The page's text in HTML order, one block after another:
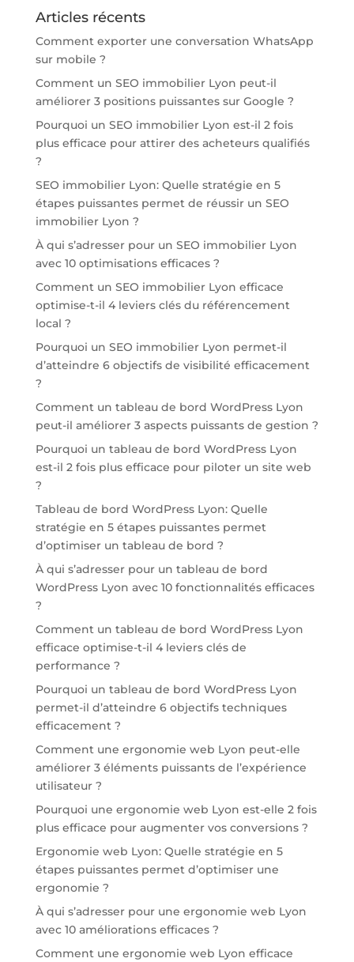
Articles récents
Comment exporter une conversation WhatsApp
sur mobile ?
Comment un SEO immobilier Lyon peut-il
améliorer 3 positions puissantes sur Google ?
Pourquoi un SEO immobilier Lyon est-il 2 fois
plus efficace pour attirer des acheteurs qualifiés
?
SEO immobilier Lyon: Quelle stratégie en 5
étapes puissantes permet de réussir un SEO
immobilier Lyon ?
À qui s’adresser pour un SEO immobilier Lyon
avec 10 optimisations efficaces ?
Comment un SEO immobilier Lyon efficace
optimise-t-il 4 leviers clés du référencement
local ?
Pourquoi un SEO immobilier Lyon permet-il
d’atteindre 6 objectifs de visibilité efficacement
?
Comment un tableau de bord WordPress Lyon
peut-il améliorer 3 aspects puissants de gestion ?
Pourquoi un tableau de bord WordPress Lyon
est-il 2 fois plus efficace pour piloter un site web
?
Tableau de bord WordPress Lyon: Quelle
stratégie en 5 étapes puissantes permet
d’optimiser un tableau de bord ?
À qui s’adresser pour un tableau de bord
WordPress Lyon avec 10 fonctionnalités efficaces
?
Comment un tableau de bord WordPress Lyon
efficace optimise-t-il 4 leviers clés de
performance ?
Pourquoi un tableau de bord WordPress Lyon
permet-il d’atteindre 6 objectifs techniques
efficacement ?
Comment une ergonomie web Lyon peut-elle
améliorer 3 éléments puissants de l’expérience
utilisateur ?
Pourquoi une ergonomie web Lyon est-elle 2 fois
plus efficace pour augmenter vos conversions ?
Ergonomie web Lyon: Quelle stratégie en 5
étapes puissantes permet d’optimiser une
ergonomie ?
À qui s’adresser pour une ergonomie web Lyon
avec 10 améliorations efficaces ?
Comment une ergonomie web Lyon efficace